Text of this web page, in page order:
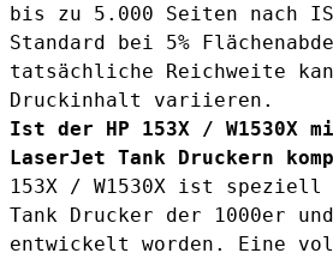
bis zu 5.000 Seiten nach
Standard bei 5%
tatsächliche Reichweite
Druckinhalt variieren.
Ist der HP 153X / W1530X
LaserJet Tank Druckern
153X / W1530X ist speziell
Tank Drucker der 1000er
entwickelt worden. Eine